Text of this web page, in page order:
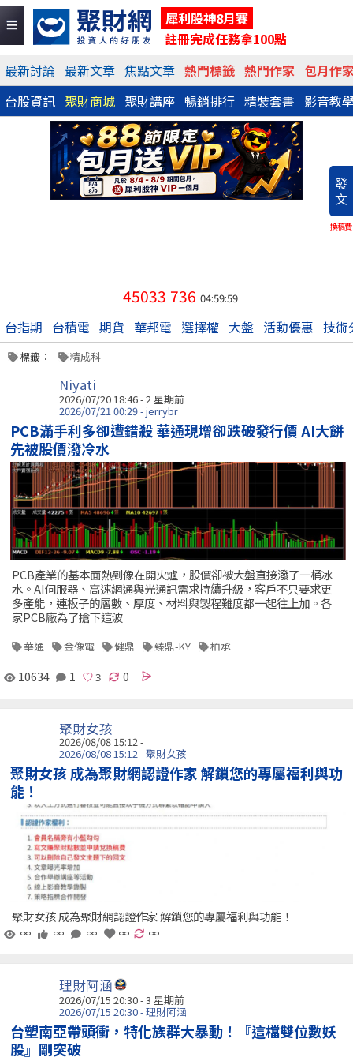
犀利股神8月賽
註冊完成任務拿100點
最新討論 最新文章 焦點文章 熱門標籤 熱門作家 包月作
台股資訊 聚財商城 聚財講座 暢銷排行 精裝套書 影音教
發
文
換稿費
45033 736 04:59:59
台指期 台積電 期貨 華邦電 選擇權 大盤 活動優惠 技術
標籤： 精成科
Niyati
2026/07/20 18:46 - 2 星期前
2026/07/21 00:29 - jerrybr
PCB滿手利多卻遭錯殺 華通現增卻跌破發行價 AI大餅
先被股價潑冷水
PCB產業的基本面熱到像在開火爐，股價卻被大盤直接潑了一桶冰
水。AI伺服器、高速網通與光通訊需求持續升級，客戶不只要求更
多產能，連板子的層數、厚度、材料與製程難度都一起往上加。各
家PCB廠為了搶下這波
華通 金像電 健鼎 臻鼎-KY 柏承
10634 1 0
聚財女孩
2026/08/08 15:12 -
2026/08/08 15:12 - 聚財女孩
聚財女孩 成為聚財網認證作家 解鎖您的專屬福利與功
能！
聚財女孩 成為聚財網認證作家 解鎖您的專屬福利與功能！
∞
∞ ∞ ∞ ∞
理財阿涵
2026/07/15 20:30 - 3 星期前
2026/07/15 20:30 - 理財阿涵
台塑南亞帶頭衝，特化族群大暴動！『這檔雙位數妖
股』剛突破